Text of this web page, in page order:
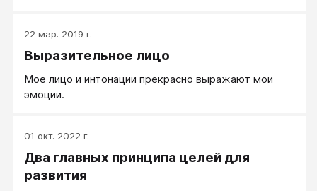
22 мар. 2019 г.
Выразительное лицо
Мое лицо и интонации прекрасно выражают мои
эмоции.
01 окт. 2022 г.
Два главных принципа целей для
развития